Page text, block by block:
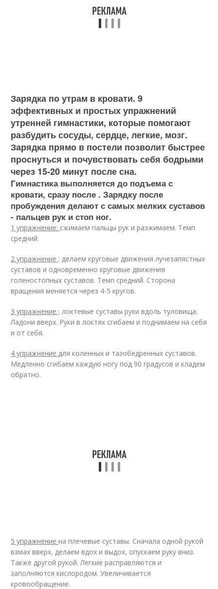
Зарядка по утрам в кровати. 9
эффективных и простых упражнений
утренней гимнастики, которые помогают
разбудить сосуды, сердце, легкие, мозг.
Зарядка прямо в постели позволит быстрее
проснуться и почувствовать себя бодрыми
через 15-20 минут после сна.
Гимнастика выполняется до подъема с
кровати, сразу после . Зарядку после
пробуждения делают с самых мелких суставов
- пальцев рук и стоп ног.
1 упражнение: сжимаем пальцы рук и разжимаем. Темп
средний.
2 упражнение : делаем круговые движения лучезапястных
суставов и одновременно круговые движения
голеностопных суставов. Темп средний. Сторона
вращения меняется через 4-5 кругов.
3 упражнение : локтевые суставы руки вдоль туловища.
Ладони вверх. Руки в локтях сгибаем и поднимаем на себя
и от себя.
4 упражнениедля коленных и тазобедренных суставов.
Медленно сгибаем каждую ногу под 90 градусов и кладем
обратно.
5 упражнениена плечевые суставы. Сначала одной рукой
взмах вверх, делаем вдох и выдох, опускаем руку вниз.
Также другой рукой. Легкие расправляются и
заполняются кислородом. Увеличивается
кровообращение.